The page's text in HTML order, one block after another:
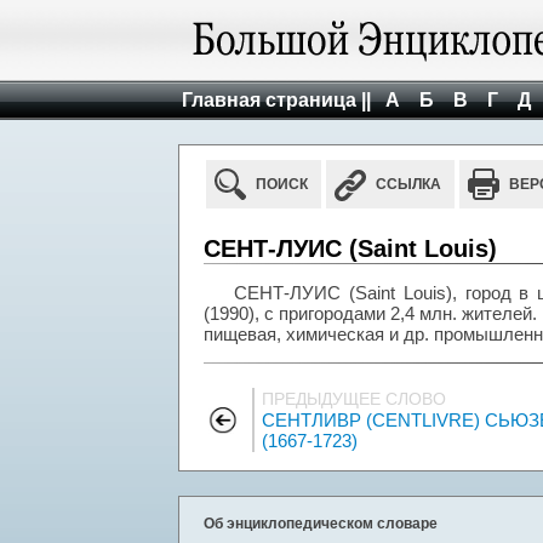
Главная страница || А Б В Г Д
ПОИСК ССЫЛКА
СЕНТ-ЛУИС (Saint Louis)
СЕНТ-ЛУИС (Saint Louis), город в
(1990), с пригородами 2,4 млн.
пищевая, химическая и др.
ПРЕДЫДУЩЕЕ СЛОВО
СЕНТЛИВР (CENTLIVRE)
(1667-1723)
Об энциклопедическом словаре